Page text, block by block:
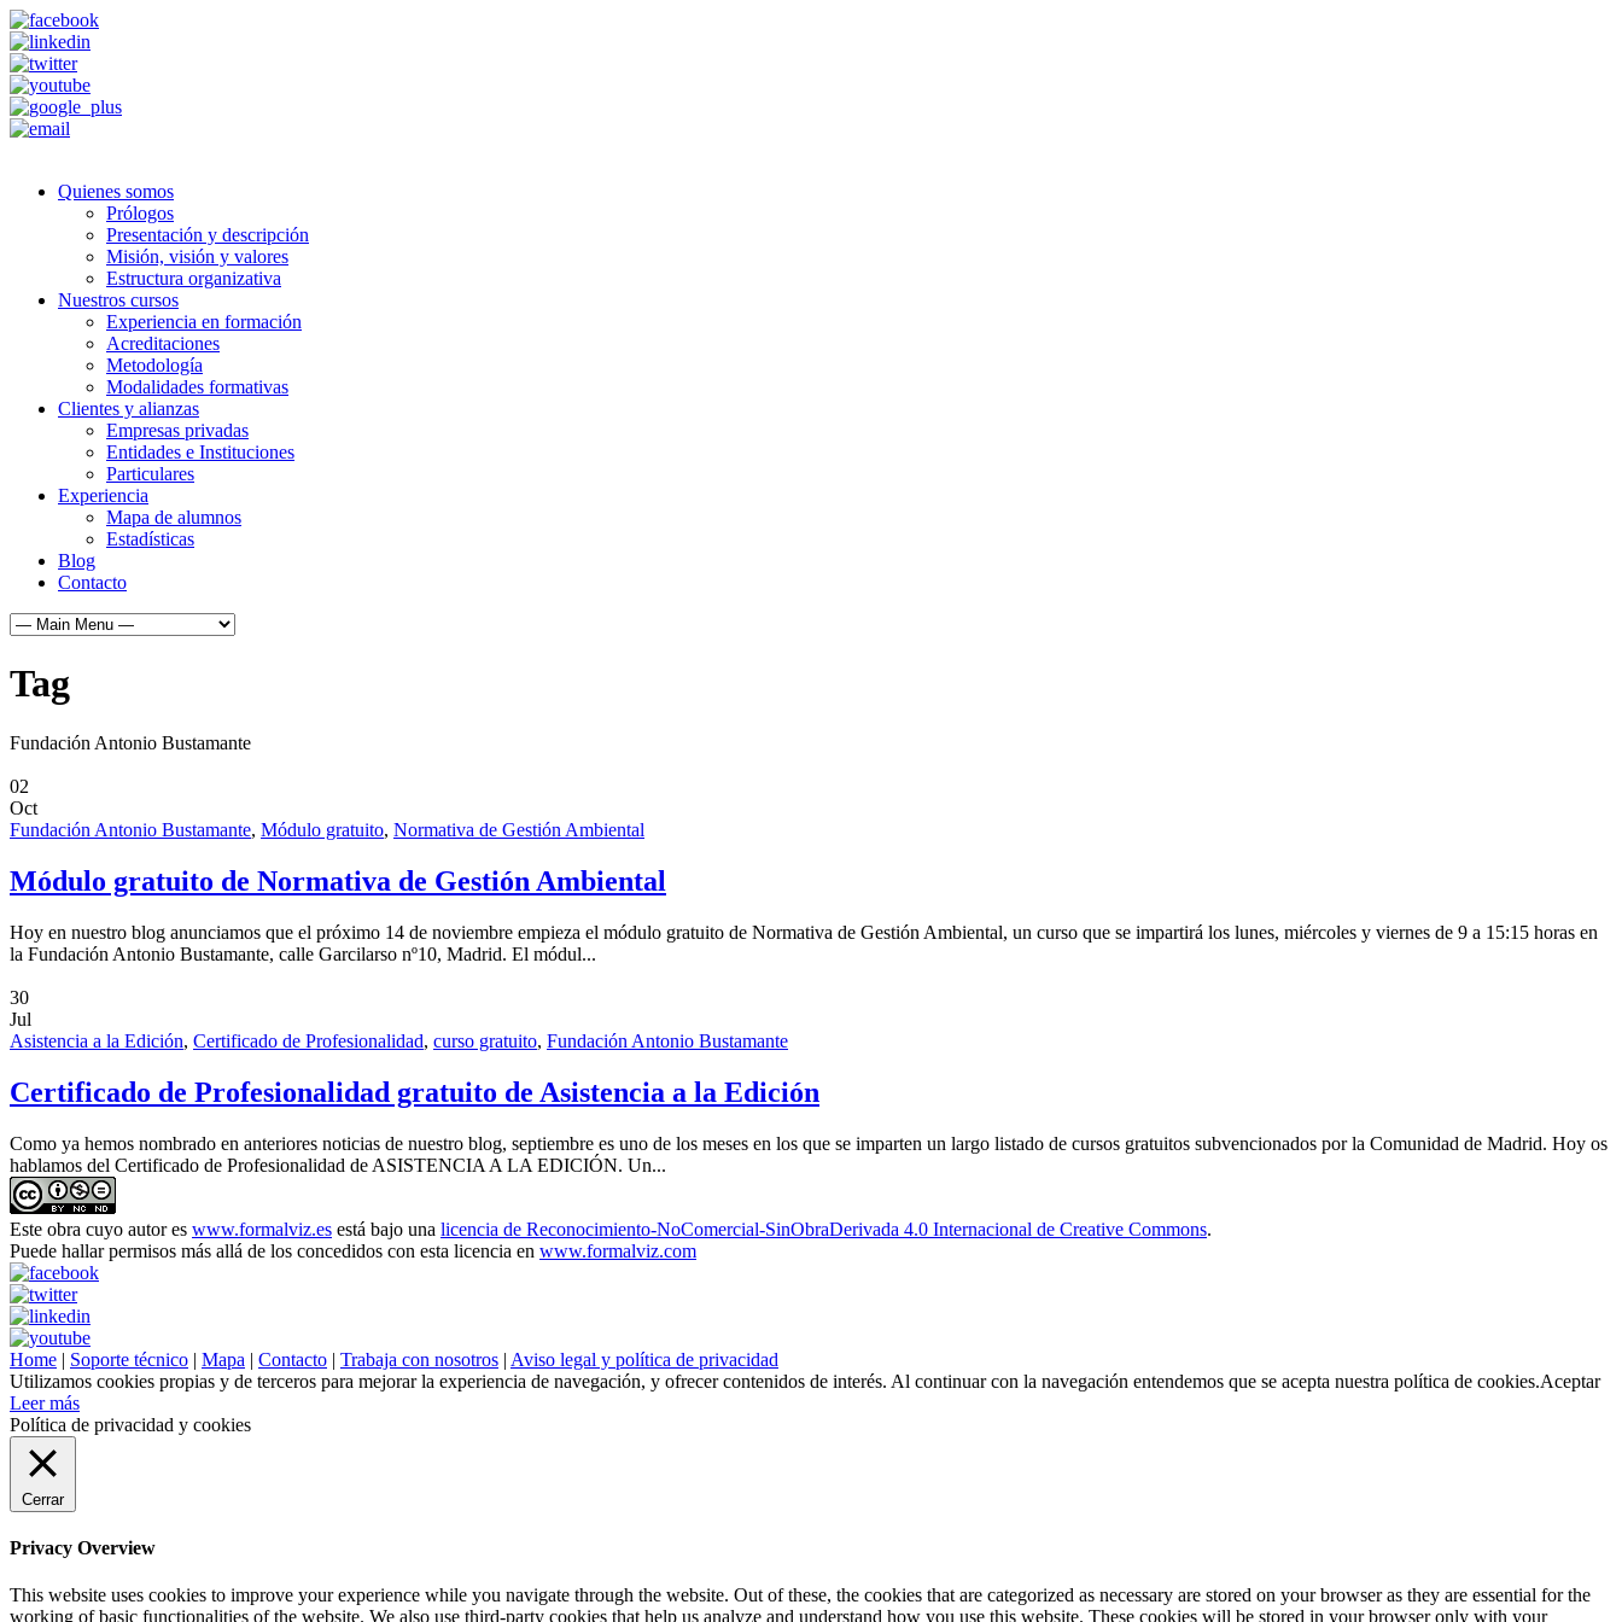
Quienes somos
Prólogos
Presentación y descripción
Misión, visión y valores
Estructura organizativa
Nuestros cursos
Experiencia en formación
Acreditaciones
Metodología
Modalidades formativas
Clientes y alianzas
Empresas privadas
Entidades e Instituciones
Particulares
Experiencia
Mapa de alumnos
Estadísticas
Blog
Contacto
Tag
Fundación Antonio Bustamante
02
Oct
Fundación Antonio Bustamante, Módulo gratuito, Normativa de Gestión Ambiental
Módulo gratuito de Normativa de Gestión Ambiental
Hoy en nuestro blog anunciamos que el próximo 14 de noviembre empieza el módulo gratuito de Normativa de Gestión Ambiental, un curso que se impartirá los lunes, miércoles y viernes de 9 a 15:15 horas en
la Fundación Antonio Bustamante, calle Garcilarso nº10, Madrid. El módul...
30
Jul
Asistencia a la Edición, Certificado de Profesionalidad, curso gratuito, Fundación Antonio Bustamante
Certificado de Profesionalidad gratuito de Asistencia a la Edición
Como ya hemos nombrado en anteriores noticias de nuestro blog, septiembre es uno de los meses en los que se imparten un largo listado de cursos gratuitos subvencionados por la Comunidad de Madrid. Hoy os
hablamos del Certificado de Profesionalidad de ASISTENCIA A LA EDICIÓN. Un...
Este obra cuyo autor es www.formalviz.es está bajo una licencia de Reconocimiento-NoComercial-SinObraDerivada 4.0 Internacional de Creative Commons.
Puede hallar permisos más allá de los concedidos con esta licencia en www.formalviz.com
Home | Soporte técnico | Mapa | Contacto | Trabaja con nosotros | Aviso legal y política de privacidad
Utilizamos cookies propias y de terceros para mejorar la experiencia de navegación, y ofrecer contenidos de interés. Al continuar con la navegación entendemos que se acepta nuestra política de cookies.Aceptar
Leer más
Política de privacidad y cookies
Cerrar
Privacy Overview
This website uses cookies to improve your experience while you navigate through the website. Out of these, the cookies that are categorized as necessary are stored on your browser as they are essential for the
working of basic functionalities of the website. We also use third-party cookies that help us analyze and understand how you use this website. These cookies will be stored in your browser only with your